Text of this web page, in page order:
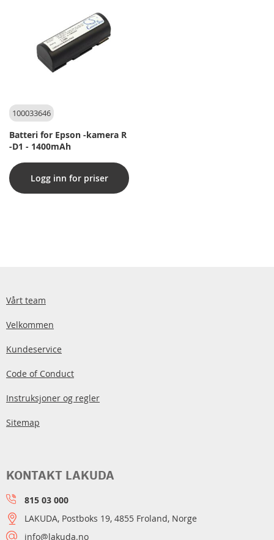
100033646
Batteri for Epson -kamera R
-D1 - 1400mAh
Logg inn for priser
Vårt team
Velkommen
Kundeservice
Code of Conduct
Instruksjoner og regler
Sitemap
KONTAKT LAKUDA
815 03 000
LAKUDA, Postboks 19, 4855 Froland, Norge
info@lakuda.no